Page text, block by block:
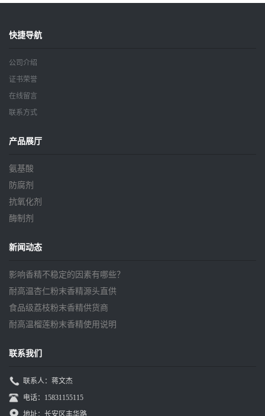
快捷导航
公司介绍
证书荣誉
在线留言
联系方式
产品展厅
氨基酸
防腐剂
抗氧化剂
酶制剂
新闻动态
影响香精不稳定的因素有哪些？
耐高温杏仁粉末香精源头直供
食品级荔枝粉末香精供货商
耐高温榴莲粉末香精使用说明
联系我们
联系人：蒋文杰
电话：15831155115